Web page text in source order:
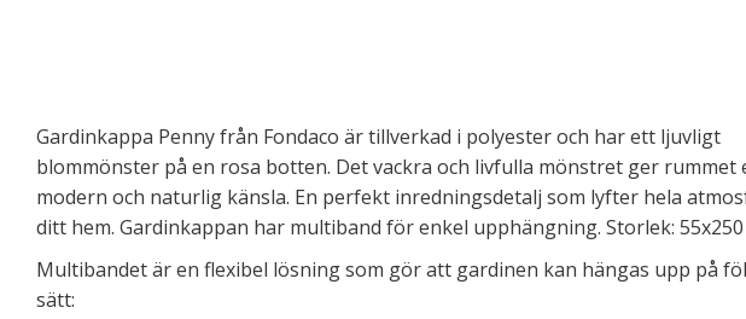
Gardinkappa Penny från Fondaco är tillverkad i polyester och har ett ljuvligt
blommönster på en rosa botten. Det vackra och livfulla mönstret ger rummet
modern och naturlig känsla. En perfekt inredningsdetalj som lyfter hela
ditt hem. Gardinkappan har multiband för enkel upphängning. Storlek: 55x250
Multibandet är en flexibel lösning som gör att gardinen kan hängas upp på
sätt: